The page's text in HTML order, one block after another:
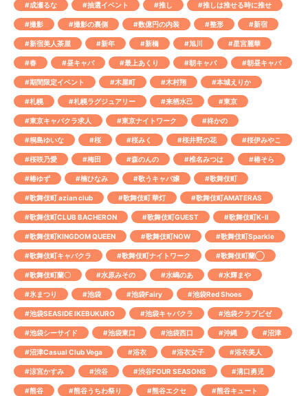
#成瀬るな #抽選イベント #推し #推しは推せる時に推せ
#撮影 #撮影の裏側 #数億円の内装 #整形 #新宿
#新宿美人茶屋 #新年 #新橋 #旭川 #星宮麗華
#春 #昼キャバ #最上あくり #朝キャバ #朝昼キャバ
#期間限定イベント #木屋町 #木村翔 #本城えりか
#札幌 #札幌ラグジュアリー #来栖水己 #東京
#東京キャバクラ求人 #東京ナイトワーク #柊かの
#桐島ゆいな #桜 #桜みく #桜井野の花 #桜伊みやこ
#桜咲乃愛 #梅田 #森のんの #椎名みつは #椿そら
#椿ゆず #楠ひなみ #歌うキャバ嬢 #歌舞伎町
#歌舞伎町 azian club #歌舞伎町 華灯 #歌舞伎町AMATERAS
#歌舞伎町CLUB BACHERON #歌舞伎町GUEST #歌舞伎町K-Ⅱ
#歌舞伎町KINGDOM QUEEN #歌舞伎町NOW #歌舞伎町Sparkle
#歌舞伎町キャバクラ #歌舞伎町ナイトワーク #歌舞伎町蘭◯
#歌舞伎町蘭〇 #水原みその #水嶋のあ #水輝まや
#氷まつり #池袋 #池袋Fairy #池袋Red Shoes
#池袋SEASIDE IKEBUKURO #池袋キャバクラ #池袋クラブビゼ
#池袋シーサイド #池袋東口 #池袋西口 #沖縄 #沼津
#沼津Casual Club Vega #浴衣 #浴衣女子 #浴衣美人
#涼宮かすみ #渋谷 #渋谷FOUR SEASONS #溝口勇児
#熊谷 #熊谷うちわ祭り #熊谷エクセ #熊谷キュート